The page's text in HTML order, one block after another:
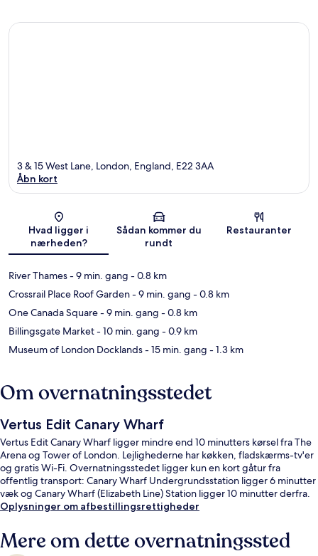
Kort
3 & 15 West Lane, London, England, E22 3AA
Åbn kort
Hvad ligger i
nærheden?
Sådan kommer du
rundt
Restauranter
River Thames- 9 min. gang - 0.8 km
Crossrail Place Roof Garden- 9 min. gang - 0.8 km
One Canada Square- 9 min. gang - 0.8 km
Billingsgate Market- 10 min. gang - 0.9 km
Museum of London Docklands- 15 min. gang - 1.3 km
Om overnatningsstedet
Vertus Edit Canary Wharf
Vertus Edit Canary Wharf ligger mindre end 10 minutters kørsel fra The
Arena og Tower of London. Lejlighederne har køkken, fladskærms-tv'er
og gratis Wi-Fi. Overnatningsstedet ligger kun en kort gåtur fra
offentlig transport: Canary Wharf Undergrundsstation ligger 6 minutter
væk og Canary Wharf (Elizabeth Line) Station ligger 10 minutter derfra.
Oplysninger om afbestillingsrettigheder
Mere om dette overnatningssted